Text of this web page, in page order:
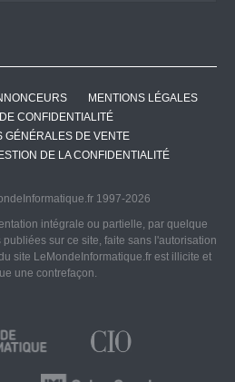
MENTIONS LÉGALES
CONFIDENTIALITÉ
GÉNÉRALES DE VENTE
DE LA CONFIDENTIALITÉ
1997-2026
intégrale ou partielle, par quelque
sur ce site, faite sans l'autorisation
site LeMondeInformatique.fr est illicite et
une contrefaçon.